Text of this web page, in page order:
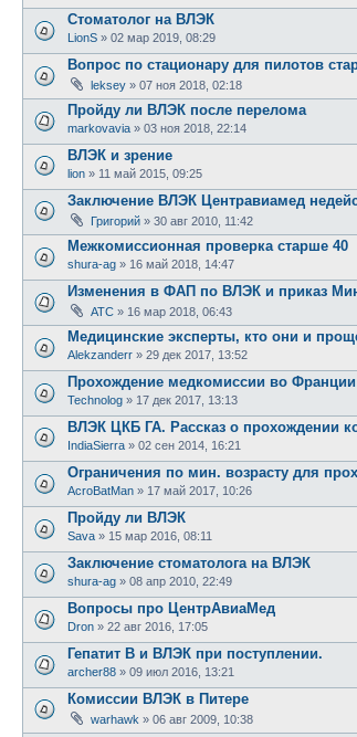
Стоматолог на ВЛЭК
LionS » 02 мар 2019, 08:29
Вопрос по стационару для пилотов
leksey » 07 ноя 2018, 02:18
Пройду ли ВЛЭК после перелома
markovavia » 03 ноя 2018, 22:14
ВЛЭК и зрение
lion » 11 май 2015, 09:25
Заключение ВЛЭК Центравиамед
Григорий » 30 авг 2010, 11:42
Межкомиссионная проверка старше 40
shura-ag » 16 май 2018, 14:47
Изменения в ФАП по ВЛЭК и приказ
ATC » 16 мар 2018, 06:43
Медицинские эксперты, кто они и
Alekzanderr » 29 дек 2017, 13:52
Прохождение медкомиссии во Франции
Technolog » 17 дек 2017, 13:13
ВЛЭК ЦКБ ГА. Рассказ о прохождении
IndiaSierra » 02 сен 2014, 16:21
Ограничения по мин. возрасту для
AcroBatMan » 17 май 2017, 10:26
Пройду ли ВЛЭК
Sava » 15 мар 2016, 08:11
Заключение стоматолога на ВЛЭК
shura-ag » 08 апр 2010, 22:49
Вопросы про ЦентрАвиаМед
Dron » 22 авг 2016, 17:05
Гепатит B и ВЛЭК при поступлении.
archer88 » 09 июл 2016, 13:21
Комиссии ВЛЭК в Питере
warhawk » 06 авг 2009, 10:38